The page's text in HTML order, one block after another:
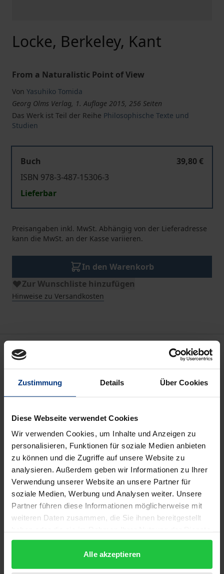
Zustimmung Details Über Cookies
Diese Webseite verwendet Cookies
Wir verwenden Cookies, um Inhalte und Anzeigen zu
personalisieren, Funktionen für soziale Medien anbieten
zu können und die Zugriffe auf unsere Website zu
analysieren. Außerdem geben wir Informationen zu Ihrer
Verwendung unserer Website an unsere Partner für
soziale Medien, Werbung und Analysen weiter. Unsere
Partner führen diese Informationen möglicherweise mit
weiteren Daten zusammen, die Sie ihnen bereitgestellt
gesammelt haben.
Alle akzeptieren
Locke, Berkeley, Kant
From a Naturalistic Point of View
Von Yasuhiko Tomida
Georg Olms Verlag, 1. Auflage 2015, 256 Seiten
Das Werk ist Teil der Reihe Philosophische Texte und
Studien
Buch
39,80 €
ISBN 978-3-487-15306-3
Lieferbar
Preisangaben inkl. MwSt. Abhängig von der Lieferadresse
kann die MwSt. an der Kasse variieren.
In den Warenkorb
Zur Wunschliste hinzufügen
Hinweise zu Versandkosten
Beschreibung
Dieser Band enthält Yasuhiko Tomidas
gemeinsam mit einem Experimental-Physiker
verfasst wurde. Tomida behauptet, dass der
logische Platz der Theorie der Ideen ursprünglich
‚naturalistisch‘ ist im Quine’schen Sinn des Begriffs,
und dass Berkeley und Kant ihn auf ihre jeweilige
Weise ‚entstellen‘. Damit bietet der Autor eine völlig
neue Perspektive auf die Historiographie der
Theorie der Ideen. Die durchgesehene und
„Professor Tomida hat wertvolle, neue Einsichten